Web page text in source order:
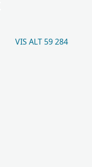
VIS ALT 59 284